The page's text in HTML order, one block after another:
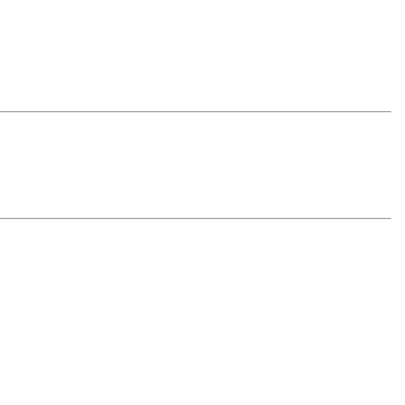
Vipps, Klarna och Google Pay.
debiteras kortet/fakturan.